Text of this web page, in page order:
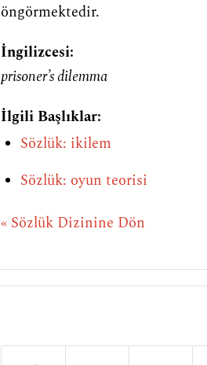
öngörmektedir.
İngilizcesi:
prisoner’s dilemma
İlgili Başlıklar:
Sözlük: ikilem
Sözlük: oyun teorisi
« Sözlük Dizinine Dön